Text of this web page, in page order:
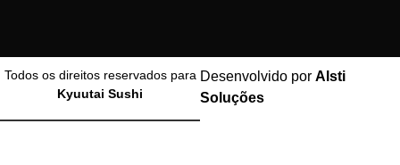
Todos os direitos reservados para
Kyuutai Sushi
Desenvolvido por Alsti
Soluções